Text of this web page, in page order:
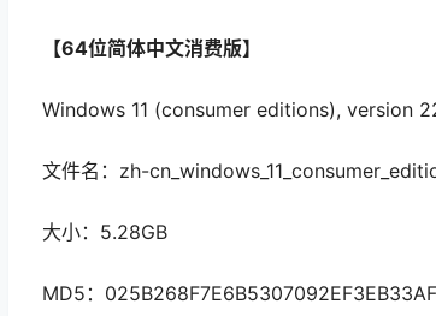
【64位简体中文消费版】
Windows 11 (consumer editions), version
文件名：zh-
大小：5.28GB
MD5：